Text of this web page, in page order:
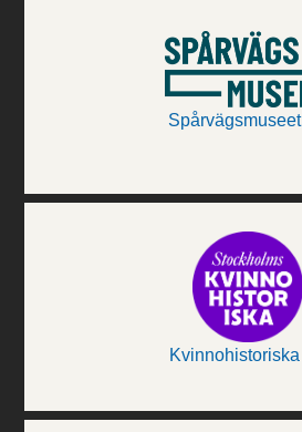
Spårvägsmuseet
Kvinnohistoriska